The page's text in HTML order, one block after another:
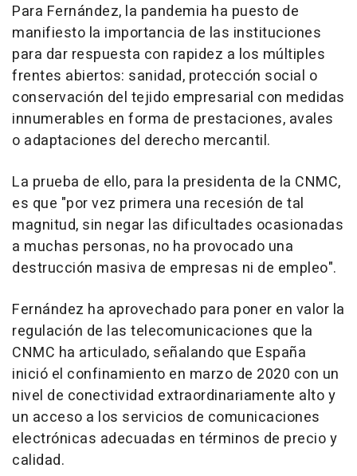
Para Fernández, la pandemia ha puesto de
manifiesto la importancia de las instituciones
para dar respuesta con rapidez a los múltiples
frentes abiertos: sanidad, protección social o
conservación del tejido empresarial con medidas
innumerables en forma de prestaciones, avales
o adaptaciones del derecho mercantil.
La prueba de ello, para la presidenta de la CNMC,
es que "por vez primera una recesión de tal
magnitud, sin negar las dificultades ocasionadas
a muchas personas, no ha provocado una
destrucción masiva de empresas ni de empleo".
Fernández ha aprovechado para poner en valor la
regulación de las telecomunicaciones que la
CNMC ha articulado, señalando que España
inició el confinamiento en marzo de 2020 con un
nivel de conectividad extraordinariamente alto y
un acceso a los servicios de comunicaciones
electrónicas adecuadas en términos de precio y
calidad.